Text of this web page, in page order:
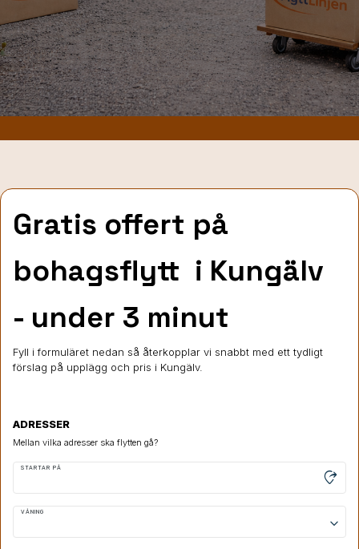
Gratis offert på
bohagsflytt i Kungälv
- under 3 minut
Fyll i formuläret nedan så återkopplar vi snabbt med ett tydligt
förslag på upplägg och pris i Kungälv.
ADRESSER
Mellan vilka adresser ska flytten gå?
STARTAR PÅ
moved_location
VÅNING
keyboard_arrow_down